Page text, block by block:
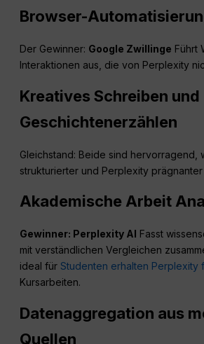
Browser-
Der Gewinner: Google Zwillinge Führt
Interaktionen aus, die von Perplexity
Kreatives Schreiben und
Geschichtenerzählen
Gleichstand: Beide sind hervorragend,
strukturierter und Perplexity prägnanter
Akademische Arbeit
Gewinner: Perplexity AI Fasst
mit verständlichen Vergleichen
ideal fürStudenten erhalten Perplexity
Kursarbeiten.
Datenaggregation aus
Quellen